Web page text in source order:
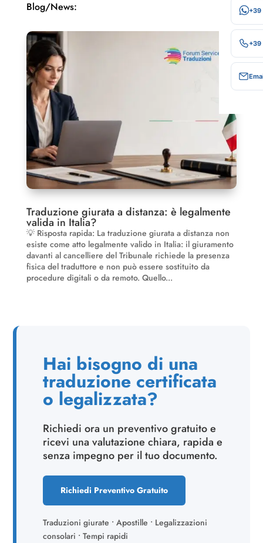
+39
Blog/News:
Traduzione giurata a distanza: è legalmente
valida in Italia?
💡 Risposta rapida: La traduzione giurata a distanza non
esiste come atto legalmente valido in Italia: il giuramento
davanti al cancelliere del Tribunale richiede la presenza
fisica del traduttore e non può essere sostituito da
procedure digitali o da remoto. Quello...
Hai bisogno di una
traduzione certificata
o legalizzata?
Richiedi ora un preventivo gratuito e
ricevi una valutazione chiara, rapida e
senza impegno per il tuo documento.
Richiedi Preventivo Gratuito
Traduzioni giurate • Apostille • Legalizzazioni
consolari • Tempi rapidi